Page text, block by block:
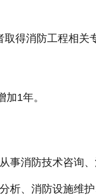
得消防工程相关
1年。
事消防技术咨询
析、消防设施维护